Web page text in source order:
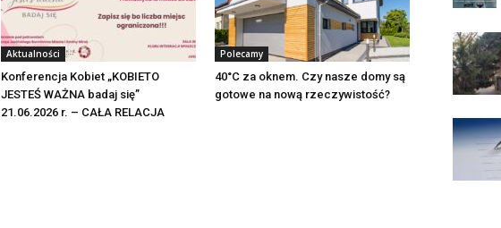
Aktualności
Konferencja Kobiet „KOBIETO
JESTEŚ WAŻNA badaj się”
21.06.2026 r. – CAŁA RELACJA
Polecamy
40°C za oknem. Czy nasze domy są
gotowe na nową rzeczywistość?